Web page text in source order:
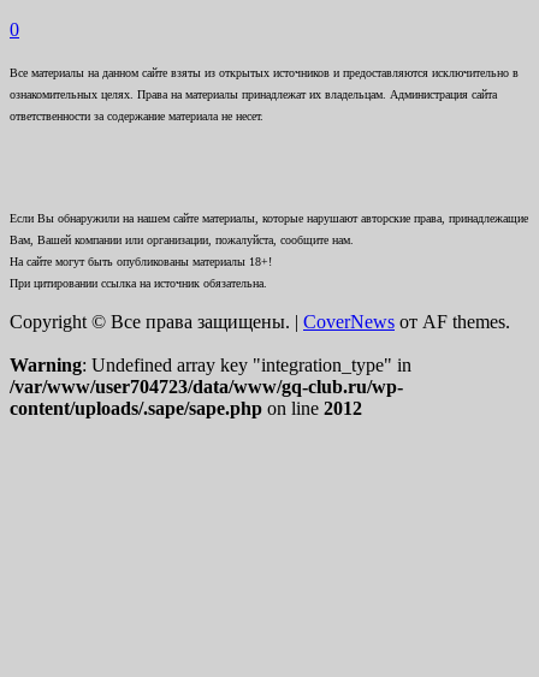
0
Все материалы на данном сайте взяты из открытых источников и предоставляются исключительно в
ознакомительных целях. Права на материалы принадлежат их владельцам. Администрация сайта
ответственности за содержание материала не несет.
Если Вы обнаружили на нашем сайте материалы, которые нарушают авторские права, принадлежащие
Вам, Вашей компании или организации, пожалуйста, сообщите нам.
На сайте могут быть опубликованы материалы 18+!
При цитировании ссылка на источник обязательна.
Copyright © Все права защищены. | CoverNews от AF themes.
Warning: Undefined array key "integration_type" in
/var/www/user704723/data/www/gq-club.ru/wp-
content/uploads/.sape/sape.php on line 2012